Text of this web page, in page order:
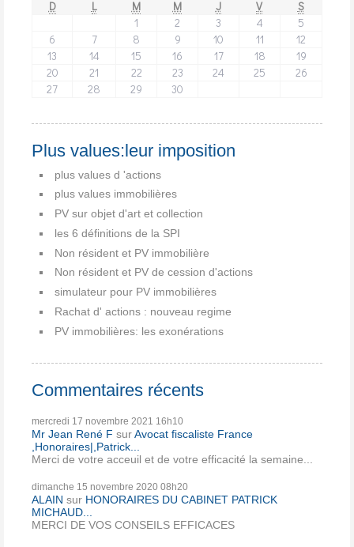
D L M M J V
S
1
2 3 4
5
6
7 8 9 10 11
12
13
14 15 16 17 18
19
20
21 22 23 24 25
26
27
28 29 30
Plus values:leur imposition
plus values d 'actions
plus values immobilières
PV sur objet d'art et collection
les 6 définitions de la SPI
Non résident et PV immobilière
Non résident et PV de cession d'actions
simulateur pour PV immobilières
Rachat d' actions : nouveau regime
PV immobilières: les exonérations
Commentaires récents
mercredi 17 novembre 2021 16h10
Mr Jean René F surAvocat fiscaliste France
,Honoraires|,Patrick...
Merci de votre acceuil et de votre efficacité la semaine...
dimanche 15 novembre 2020 08h20
ALAIN sur HONORAIRES DU CABINET PATRICK
MICHAUD...
MERCI DE VOS CONSEILS EFFICACES